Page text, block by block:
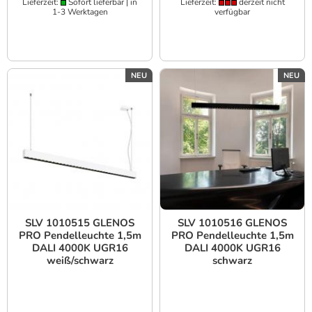
1-3 Werktagen
verfügbar
NEU
SLV 1010515 GLENOS
PRO Pendelleuchte 1,5m
DALI 4000K UGR16
weiß/schwarz
NEU
SLV 1010516 GLENOS
PRO Pendelleuchte 1,5m
DALI 4000K UGR16
schwarz